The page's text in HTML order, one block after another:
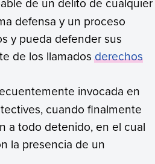
defensa y un proceso
y pueda defender sus
de los llamadosderechos
invocada en
cuando finalmente
a todo detenido, en el cual
la presencia de un